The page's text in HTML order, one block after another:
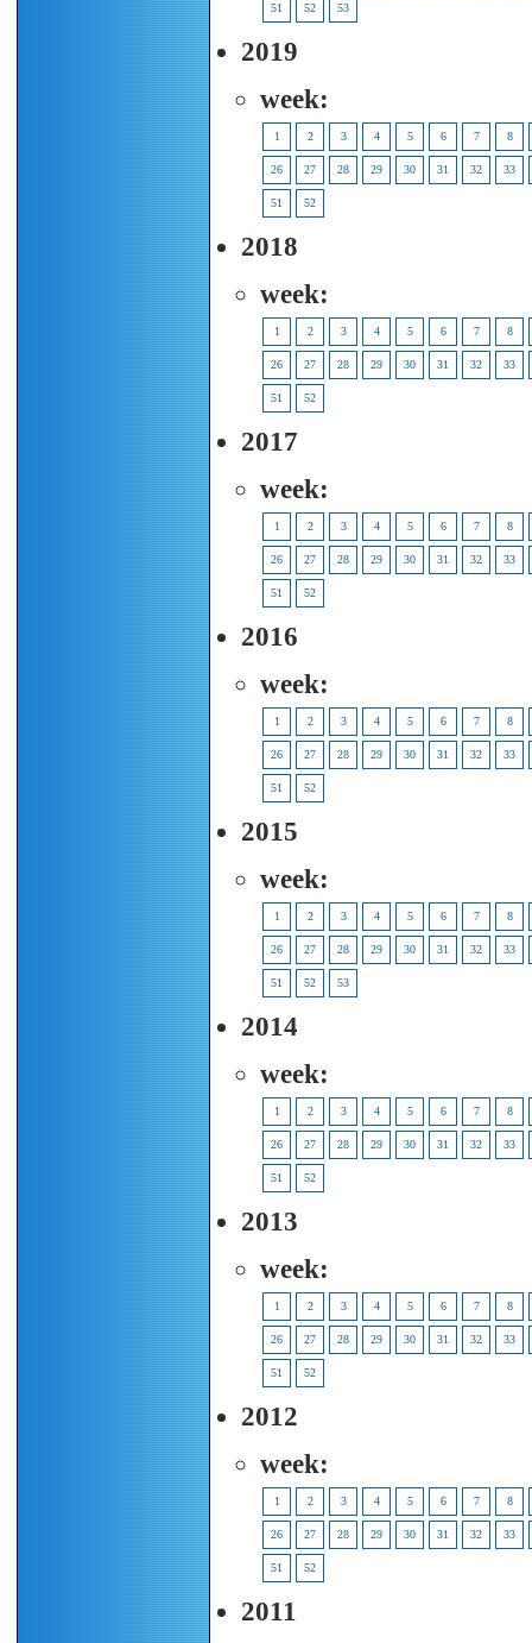
51 52 53
2019
week:
1 2 3 4 5 6 7 8
26 27 28 29 30 31 32 33
51 52
2018
week:
1 2 3 4 5 6 7 8
26 27 28 29 30 31 32 33
51 52
2017
week:
1 2 3 4 5 6 7 8
26 27 28 29 30 31 32 33
51 52
2016
week:
1 2 3 4 5 6 7 8
26 27 28 29 30 31 32 33
51 52
2015
week:
1 2 3 4 5 6 7 8
26 27 28 29 30 31 32 33
51 52 53
2014
week:
1 2 3 4 5 6 7 8
26 27 28 29 30 31 32 33
51 52
2013
week:
1 2 3 4 5 6 7 8
26 27 28 29 30 31 32 33
51 52
2012
week:
1 2 3 4 5 6 7 8
26 27 28 29 30 31 32 33
51 52
2011